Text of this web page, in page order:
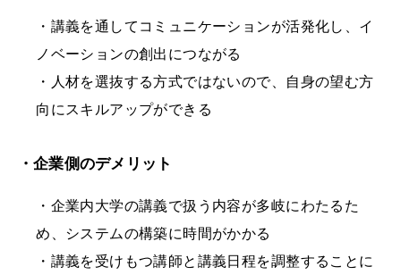
・講義を通してコミュニケーションが活発化し、イ
ノベーションの創出につながる
・人材を選抜する方式ではないので、自身の望む方
向にスキルアップができる
・企業側のデメリット
・企業内大学の講義で扱う内容が多岐にわたるた
め、システムの構築に時間がかかる
・講義を受けもつ講師と講義日程を調整することに